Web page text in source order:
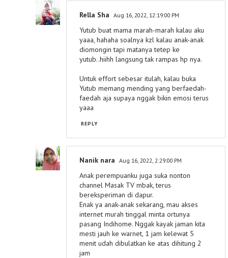
Rella Sha Aug 16, 2022, 12:19:00 PM
Yutub buat mama marah-marah kalau aku
yaaa, hahaha soalnya kzl kalau anak-anak
diomongin tapi matanya tetep ke
yutub..hiihh langsung tak rampas hp nya.
Untuk effort sebesar itulah, kalau buka
Yutub memang mending yang berfaedah-
faedah aja supaya nggak bikin emosi terus
yaaa
REPLY
Nanik nara Aug 16, 2022, 2:29:00 PM
Anak perempuanku juga suka nonton
channel Masak TV mbak, terus
bereksperiman di dapur.
Enak ya anak-anak sekarang, mau akses
internet murah tinggal minta ortunya
pasang Indihome. Nggak kayak jaman kita
mesti jauh ke warnet, 1 jam kelewat 5
menit udah dibulatkan ke atas dihitung 2
jam